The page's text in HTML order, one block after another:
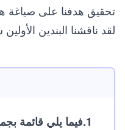
تحقيق هدفنا على صياغة
لقد ناقشنا البندين الأولين
1
.فيما يلي قائمة